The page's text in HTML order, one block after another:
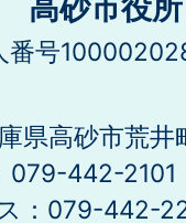
高砂市役所
番号
県高砂市荒井
079-442-2101
：079-442-